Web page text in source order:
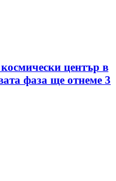
център в
фаза ще отнеме 3